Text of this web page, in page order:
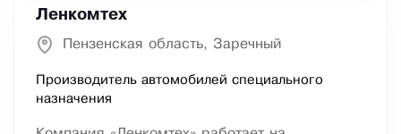
Ленкомтех
Пензенская область, Заречный
Производитель автомобилей специального
назначения